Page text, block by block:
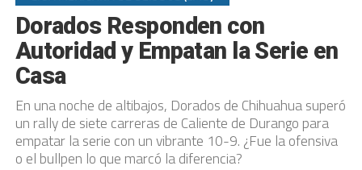
Dorados Responden con
Autoridad y Empatan la Serie en
Casa
En una noche de altibajos, Dorados de Chihuahua superó
un rally de siete carreras de Caliente de Durango para
empatar la serie con un vibrante 10-9. ¿Fue la ofensiva
o el bullpen lo que marcó la diferencia?